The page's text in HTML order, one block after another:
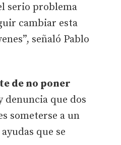
serio problema
cambiar esta
señaló Pablo
de no poner
que dos
someterse a un
que se